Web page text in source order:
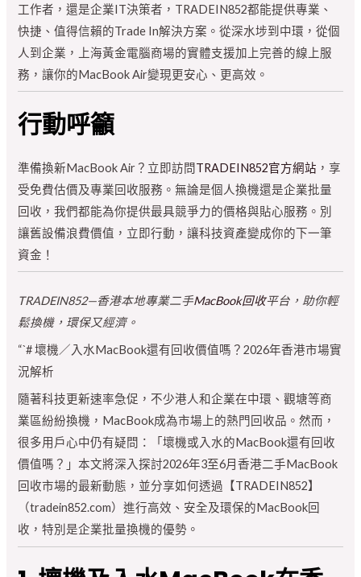
工作者，還是企業IT決策者，TRADEIN852都能提供專業、
快捷、值得信賴的Trade In解決方案。從深水埗到中環，從個
人到企業，上海黃金電腦商場的實體支援加上完善的線上服
務，讓你的MacBook Air變現更安心、更高效。
行動呼籲
準備換新MacBook Air？立即訪問TRADEIN852官方網站 ，享
受免費估價及專業回收服務。無論是個人換機還是企業批量
回收，我們都能為你提供最具競爭力的價格與貼心服務。別
讓舊設備浪費價值，立即行動，讓科技資產變成你的下一筆
資金！
TRADEIN852—香港本地專業二手MacBook回收平台，助你輕
鬆換機，環保又經濟。
“`# 壞機／入水MacBook還有回收價值嗎？2026年香港市場實
況解析
隨著科技更新速率急促，不少港人和企業在中環、觀塘等商
業區紛紛換機，MacBook成為市場上的熱門回收品。然而，
很多用戶心中仍有疑問：「壞機或入水的MacBook還有回收
價值嗎？」本文將深入探討2026年3至6月香港二手MacBook
回收市場的最新動態，並分享如何透過【TRADEIN852】
（tradein852.com）進行高效、安全及環保的MacBook回
收，特別是企業批量換機的優勢。